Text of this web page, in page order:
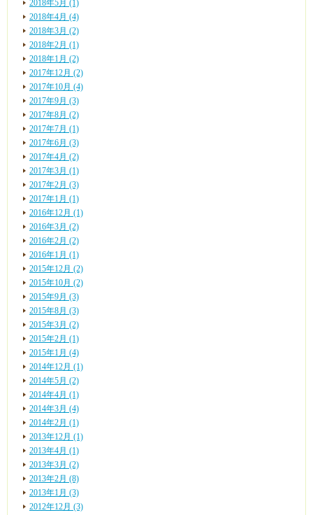
2018年5月 (1)
2018年4月 (4)
2018年3月 (2)
2018年2月 (1)
2018年1月 (2)
2017年12月 (2)
2017年10月 (4)
2017年9月 (3)
2017年8月 (2)
2017年7月 (1)
2017年6月 (3)
2017年4月 (2)
2017年3月 (1)
2017年2月 (3)
2017年1月 (1)
2016年12月 (1)
2016年3月 (2)
2016年2月 (2)
2016年1月 (1)
2015年12月 (2)
2015年10月 (2)
2015年9月 (3)
2015年8月 (3)
2015年3月 (2)
2015年2月 (1)
2015年1月 (4)
2014年12月 (1)
2014年5月 (2)
2014年4月 (1)
2014年3月 (4)
2014年2月 (1)
2013年12月 (1)
2013年4月 (1)
2013年3月 (2)
2013年2月 (8)
2013年1月 (3)
2012年12月 (3)